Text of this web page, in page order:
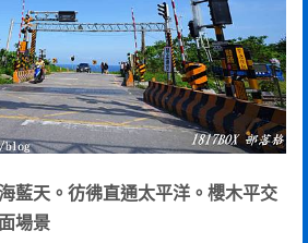
藍天。彷彿直通太平洋。櫻木平交
場景